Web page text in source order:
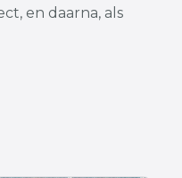
en daarna, als